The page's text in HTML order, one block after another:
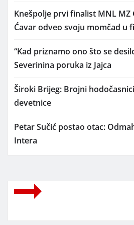
Knešpolje prvi finalist MNL MZ
Ćavar odveo svoju momčad u
“Kad priznamo ono što se
Severinina poruka iz Jajca
Široki Brijeg: Brojni
devetnice
Petar Sučić postao otac:
Intera